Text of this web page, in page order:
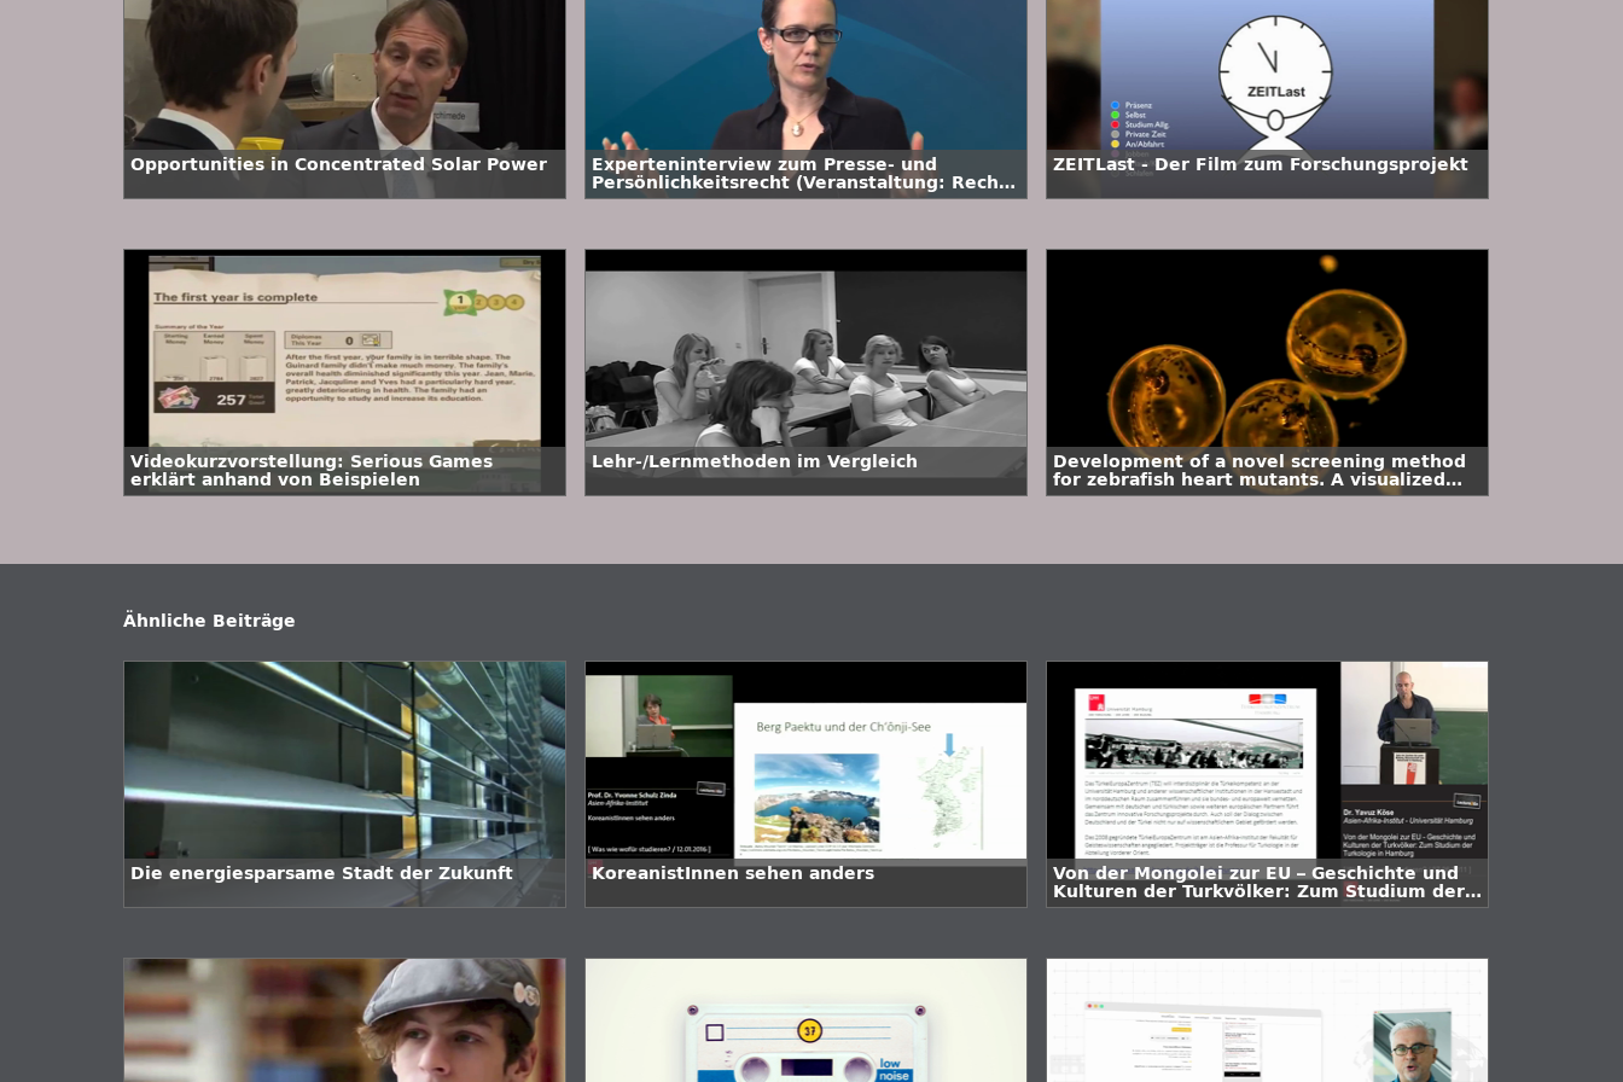
Opportunities in Concentrated Solar Power
Experteninterview zum Presse- und
Persönlichkeitsrecht (Veranstaltung: Recht
der digitalen Medien)
ZEITLast - Der Film zum Forschungsprojekt
Videokurzvorstellung: Serious Games
erklärt anhand von Beispielen
Lehr-/Lernmethoden im Vergleich
Development of a novel screening method
for zebrafish heart mutants. A visualized
experiment
Ähnliche Beiträge
Die energiesparsame Stadt der Zukunft KoreanistInnen sehen anders
Von der Mongolei zur EU – Geschichte und
Kulturen der Turkvölker: Zum Studium der
Turkologie in Hamburg